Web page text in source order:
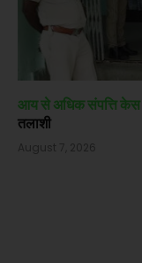
आय से अधिक संपत्ति केस
तलाशी
August 7, 2026